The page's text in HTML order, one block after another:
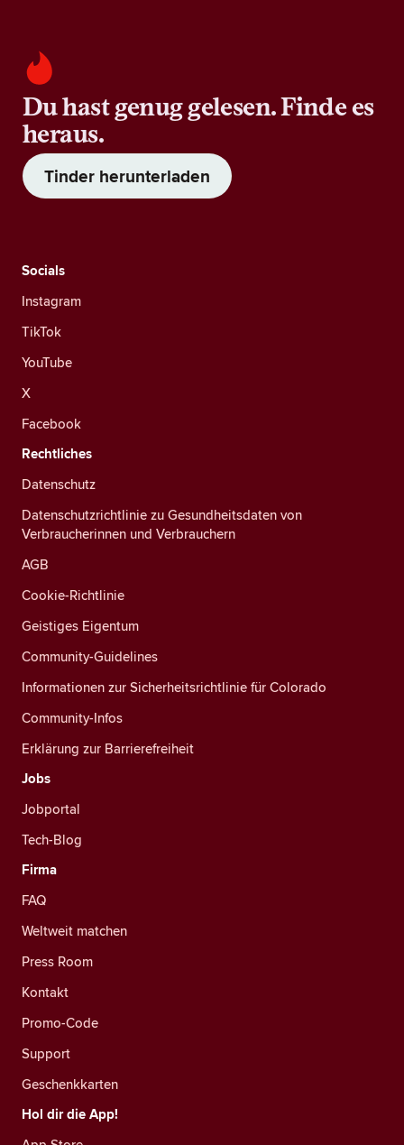
Du hast genug gelesen. Finde es
heraus.
Tinder herunterladen
Socials
Instagram
TikTok
YouTube
X
Facebook
Rechtliches
Datenschutz
Datenschutzrichtlinie zu Gesundheitsdaten von
Verbraucherinnen und Verbrauchern
AGB
Cookie-Richtlinie
Geistiges Eigentum
Community-Guidelines
Informationen zur Sicherheitsrichtlinie für Colorado
Community-Infos
Erklärung zur Barrierefreiheit
Jobs
Jobportal
Tech-Blog
Firma
FAQ
Weltweit matchen
Press Room
Kontakt
Promo-Code
Support
Geschenkkarten
Hol dir die App!